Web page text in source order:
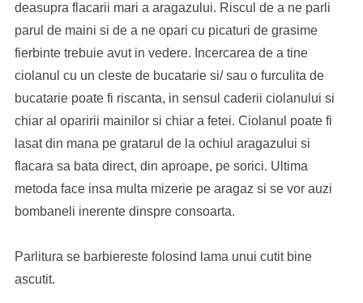
deasupra flacarii mari a aragazului. Riscul de a ne parli
parul de maini si de a ne opari cu picaturi de grasime
fierbinte trebuie avut in vedere. Incercarea de a tine
ciolanul cu un cleste de bucatarie si/ sau o furculita de
bucatarie poate fi riscanta, in sensul caderii ciolanului si
chiar al oparirii mainilor si chiar a fetei. Ciolanul poate fi
lasat din mana pe gratarul de la ochiul aragazului si
flacara sa bata direct, din aproape, pe sorici. Ultima
metoda face insa multa mizerie pe aragaz si se vor auzi
bombaneli inerente dinspre consoarta.
Parlitura se barbiereste folosind lama unui cutit bine
ascutit.